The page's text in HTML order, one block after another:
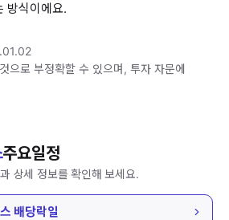
방식이에요.
으로 부정확할 수 있으며, 투자 자문에
주요일정
상세 정보를 확인해 보세요.
배당락일